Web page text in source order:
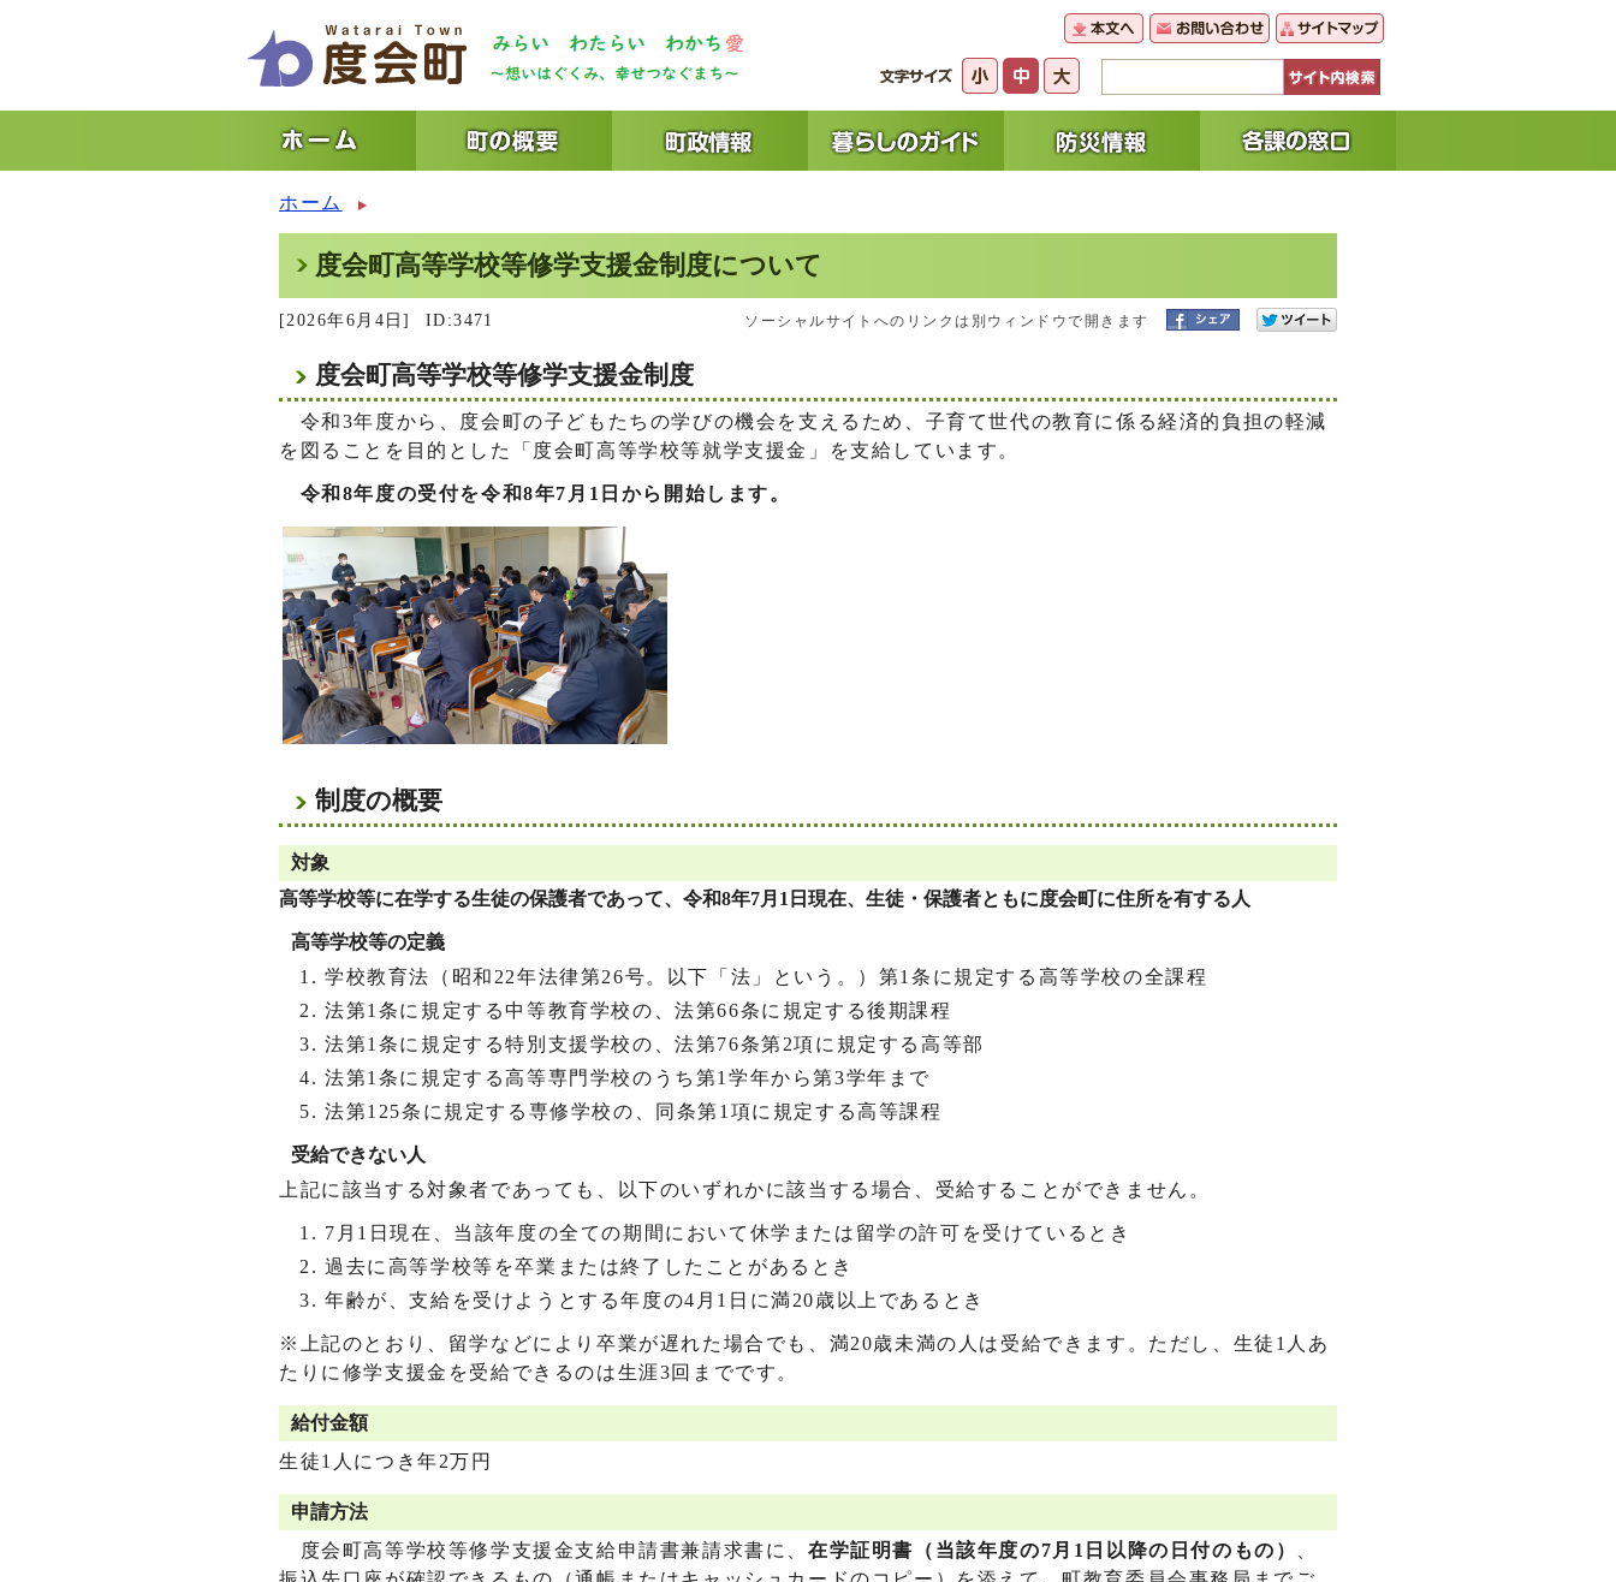
ホーム
度会町高等学校等修学支援金制度について
[2026年6月4日] ID:3471 ソーシャルサイトへのリンクは別ウィンドウで開きます
度会町高等学校等修学支援金制度
令和3年度から、度会町の子どもたちの学びの機会を支えるため、子育て世代の教育に係る経済的負担の軽減
を図ることを目的とした「度会町高等学校等就学支援金」を支給しています。
令和8年度の受付を令和8年7月1日から開始します。
制度の概要
対象
高等学校等に在学する生徒の保護者であって、令和8年7月1日現在、生徒・保護者ともに度会町に住所を有する人
高等学校等の定義
学校教育法（昭和22年法律第26号。以下「法」という。）第1条に規定する高等学校の全課程
法第1条に規定する中等教育学校の、法第66条に規定する後期課程
法第1条に規定する特別支援学校の、法第76条第2項に規定する高等部
法第1条に規定する高等専門学校のうち第1学年から第3学年まで
法第125条に規定する専修学校の、同条第1項に規定する高等課程
受給できない人
上記に該当する対象者であっても、以下のいずれかに該当する場合、受給することができません。
7月1日現在、当該年度の全ての期間において休学または留学の許可を受けているとき
過去に高等学校等を卒業または終了したことがあるとき
年齢が、支給を受けようとする年度の4月1日に満20歳以上であるとき
※上記のとおり、留学などにより卒業が遅れた場合でも、満20歳未満の人は受給できます。ただし、生徒1人あ
たりに修学支援金を受給できるのは生涯3回までです。
給付金額
生徒1人につき年2万円
申請方法
度会町高等学校等修学支援金支給申請書兼請求書に、在学証明書（当該年度の7月1日以降の日付のもの）